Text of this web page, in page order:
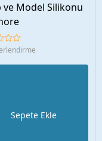
ve Model Silikonu
Sepete Ekle